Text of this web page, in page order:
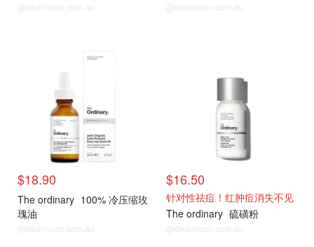
@dealmoon.com.au @dealmoon.com.au
$18.90
The ordinary 100% 冷压缩玫
瑰油
@dealmoon.com.au
$16.50
针对性祛痘！红肿痘消失不见
The ordinary 硫磺粉
@dealmoon.com.au